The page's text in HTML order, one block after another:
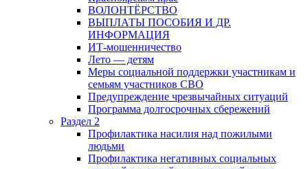
ВОЛОНТЁРСТВО
ВЫПЛАТЫ ПОСОБИЯ И ДР.
ИНФОРМАЦИЯ
ИТ-мошенничество
Лето — детям
Меры социальной поддержки участникам и
семьям участников СВО
Предупреждение чрезвычайных ситуаций
Программа долгосрочных сбережений
Раздел 2
Профилактика насилия над пожилыми
людьми
Профилактика негативных социальных